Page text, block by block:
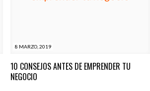
8 MARZO, 2019
10 CONSEJOS ANTES DE EMPRENDER TU
NEGOCIO